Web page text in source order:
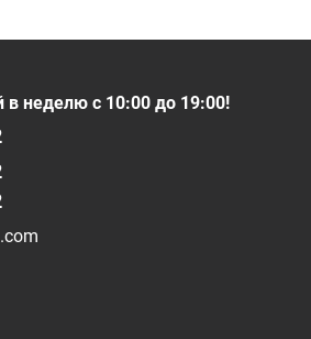
в неделю с 10:00 до 19:00!